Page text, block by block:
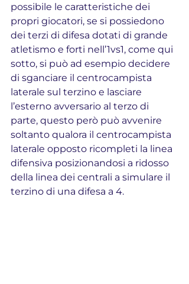
possibile le caratteristiche dei
propri giocatori, se si possiedono
dei terzi di difesa dotati di grande
atletismo e forti nell’1vs1, come qui
sotto, si può ad esempio decidere
di sganciare il centrocampista
laterale sul terzino e lasciare
l’esterno avversario al terzo di
parte, questo però può avvenire
soltanto qualora il centrocampista
laterale opposto ricompleti la linea
difensiva posizionandosi a ridosso
della linea dei centrali a simulare il
terzino di una difesa a 4.